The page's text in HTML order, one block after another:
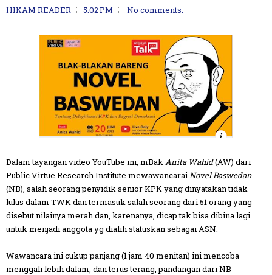
HIKAM READER 5:02 PM No comments:
Dalam tayangan video YouTube ini, mBakAnita Wahid(AW) dari
Public Virtue Research Institute mewawancaraiNovel Baswedan
(NB), salah seorang penyidik senior KPK yang dinyatakan tidak
lulus dalam TWK dan termasuk salah seorang dari 51 orang yang
disebut nilainya merah dan, karenanya, dicap tak bisa dibina lagi
untuk menjadi anggota yg dialih statuskan sebagai ASN.
Wawancara ini cukup panjang (1 jam 40 menitan) ini mencoba
menggali lebih dalam, dan terus terang, pandangan dari NB